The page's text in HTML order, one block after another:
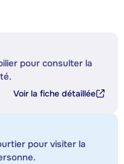
pour consulter la
Voir la fiche détaillée
pour visiter la